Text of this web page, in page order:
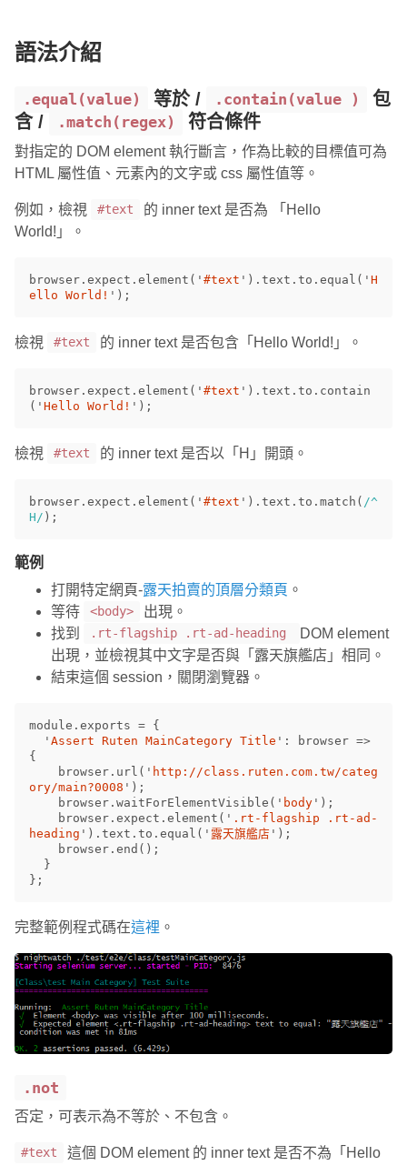
語法介紹
.equal(value) 等於 / .contain(value )
包
含 /
.match(regex) 符合條件
對指定的 DOM element 執行斷言，作為比較的目標值可為
HTML 屬性值、元素內的文字或 css 屬性值等。
例如，檢視 #text
的 inner text 是否為 「Hello
World!」。
browser . expect . element ( ' #text ' ). text . to . equal ( ' H
ello World! ' );
檢視 #text 的 inner text 是否包含「Hello World!」。
browser . expect . element ( ' #text ' ). text . to . contain
( ' Hello World! ' );
檢視 #text 的 inner text 是否以「H」開頭。
browser . expect . element ( ' #text ' ). text . to . match ( /^
H/ );
範例
打開特定網頁-露天拍賣的頂層分類頁 。
等待
<body>
出現。
找到
.rt-flagship .rt-ad-heading
DOM element
出現，並檢視其中文字是否與「露天旗艦店」相同。
結束這個 session，關閉瀏覽器。
module . exports = {
' Assert Ruten MainCategory Title ' : browser =>
{
browser . url ( ' http://class.ruten.com.tw/categ
ory/main?0008 ' );
browser . waitForElementVisible ( ' body ' );
browser . expect . element ( ' .rt-flagship .rt-ad-
heading ' ). text . to . equal ( ' 露天旗艦店 ' );
browser . end ();
}
};
完整範例程式碼在這裡 。
.not
否定，可表示為不等於、不包含。
#text
這個 DOM element 的 inner text 是否不為「Hello